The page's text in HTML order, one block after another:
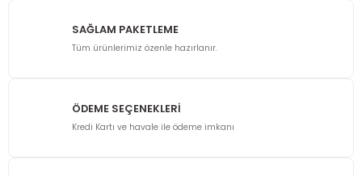
SAĞLAM PAKETLEME
Tüm ürünlerimiz özenle hazırlanır.
ÖDEME SEÇENEKLERİ
Kredi Kartı ve havale ile ödeme imkanı